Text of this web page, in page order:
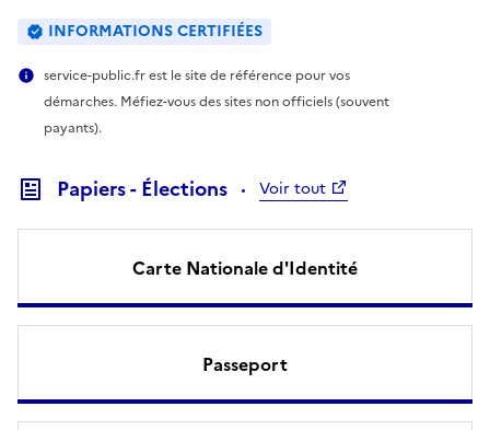
INFORMATIONS CERTIFIÉES
service-public.fr est le site de référence pour vos
démarches. Méfiez-vous des sites non officiels (souvent
payants).
Papiers - Élections Voir tout
Carte Nationale d'Identité
Passeport